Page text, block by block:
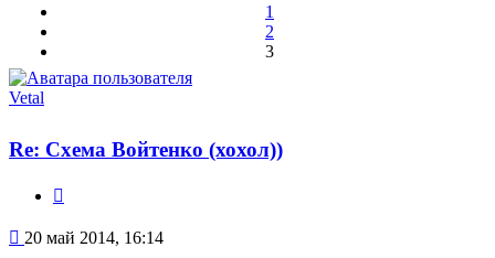
1
2
3
Vetal
Re: Схема Войтенко (хохол))
Сообщение
20 май 2014, 16:14